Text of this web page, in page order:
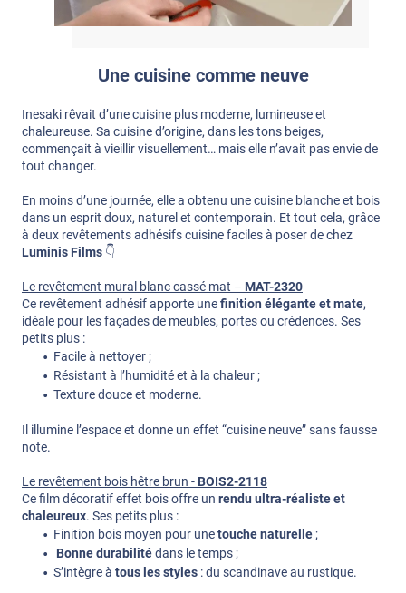
Une cuisine comme neuve
Inesaki rêvait d’une cuisine plus moderne, lumineuse et
chaleureuse. Sa cuisine d’origine, dans les tons beiges,
commençait à vieillir visuellement… mais elle n’avait pas envie de
tout changer.
En moins d’une journée, elle a obtenu une cuisine blanche et bois
dans un esprit doux, naturel et contemporain. Et tout cela, grâce
à deux revêtements adhésifs cuisine faciles à poser de chez
Luminis Films 👇
Le revêtement mural blanc cassé mat – MAT-2320
Ce revêtement adhésif apporte unefinition élégante et mate,
idéale pour les façades de meubles, portes ou crédences. Ses
petits plus :
Facile à nettoyer ;
Résistant à l’humidité et à la chaleur ;
Texture douce et moderne.
Il illumine l’espace et donne un effet “cuisine neuve” sans fausse
note.
Le revêtement bois hêtre brun - BOIS2-2118
Ce film décoratif effet bois offre un rendu ultra-réaliste et
chaleureux. Ses petits plus :
Finition bois moyen pour unetouche naturelle;
Bonne durabilitédans le temps ;
S’intègre à tous les styles: du scandinave au rustique.